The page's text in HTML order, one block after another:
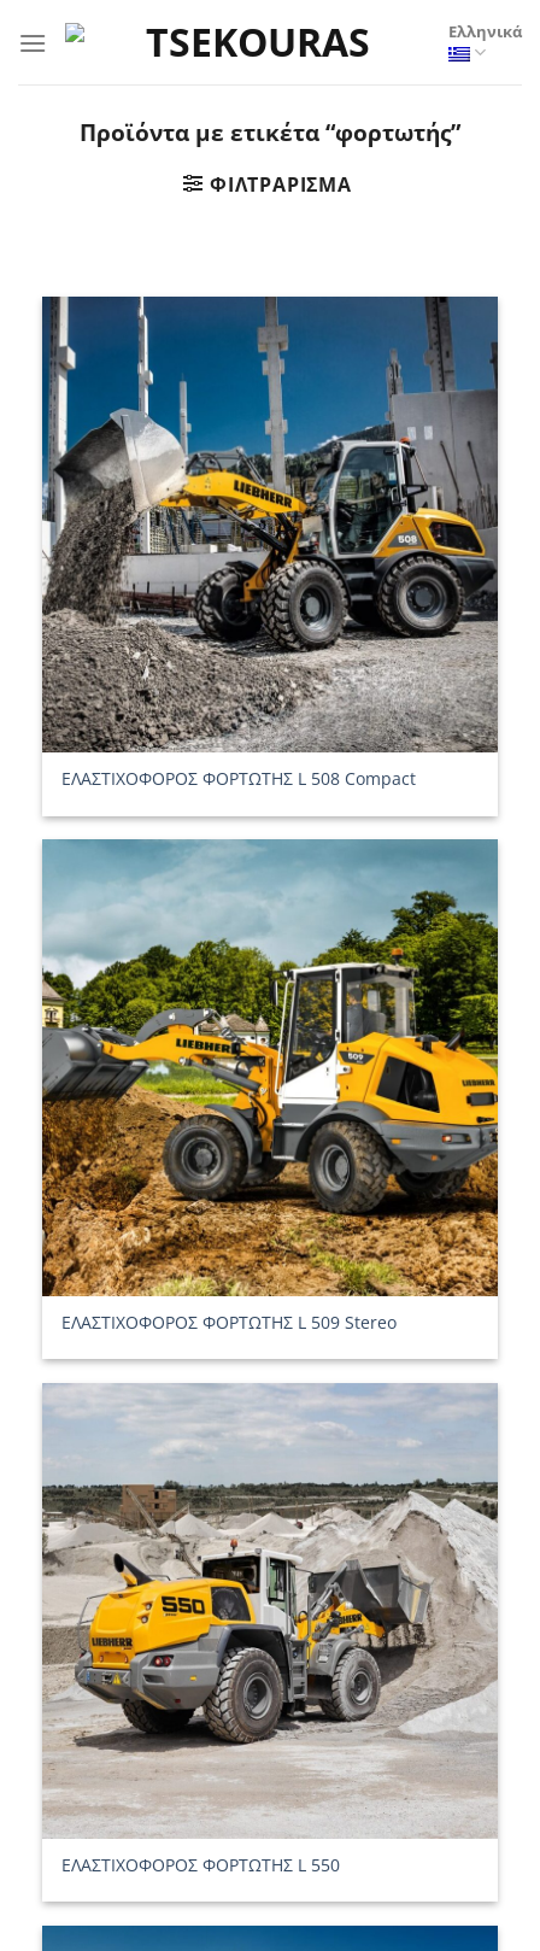
στο
Ελληνικά
Προϊόντα με ετικέτα “φορτωτής”
ΦΙΛΤΡΆΡΙΣΜΑ
ΕΛΑΣΤΙΧΟΦΟΡΟΣ ΦΟΡΤΩΤΗΣ L 508 Compact
ΕΛΑΣΤΙΧΟΦΟΡΟΣ ΦΟΡΤΩΤΗΣ L 509 Stereo
ΕΛΑΣΤΙΧΟΦΟΡΟΣ ΦΟΡΤΩΤΗΣ L 550